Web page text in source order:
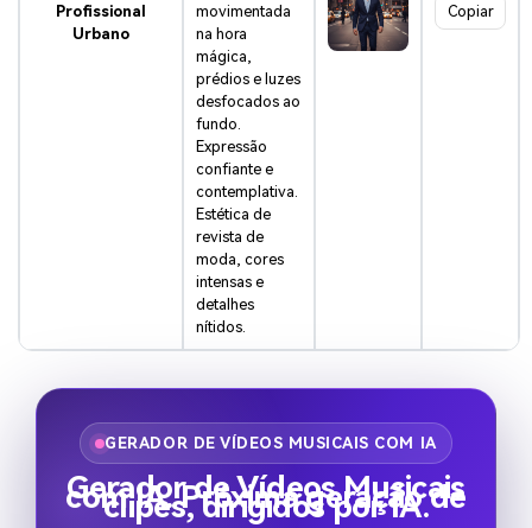
Profissional
Urbano
movimentada
na hora
mágica,
prédios e luzes
desfocados ao
fundo.
Expressão
confiante e
contemplativa.
Estética de
revista de
moda, cores
intensas e
detalhes
nítidos.
Copiar
GERADOR DE VÍDEOS MUSICAIS COM IA
Gerador de Vídeos Musicais
com IA. Próxima geração de
clipes, dirigidos por IA.